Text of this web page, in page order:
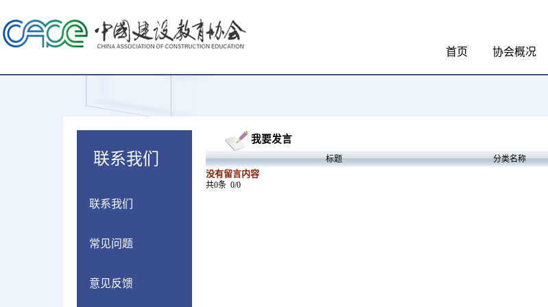
首页 协会概况
联系我们
联系我们
常见问题
意见反馈
我要发言
标题 分类名称
没有留言内容
共0条 0/0